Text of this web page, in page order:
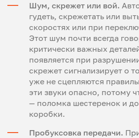
Шум, скрежет или вой.
гудеть, скрежетать или
скоростях или при
Этот шум почти всегда
критически важных
появляется при
скрежет сигнализирует о
уже не сцепляются
эти звуки опасно, потому
— поломка шестеренок и
коробки.
Пробуксовка передачи.